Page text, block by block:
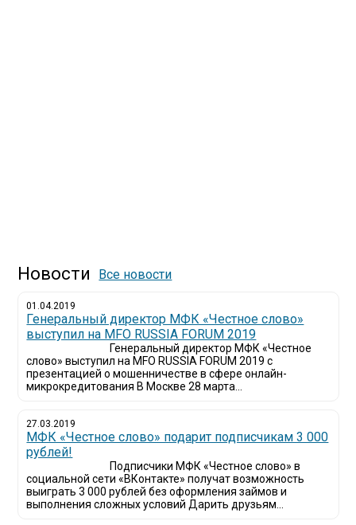
Новости Все новости
01.04.2019
Генеральный директор МФК «Честное слово»
выступил на MFO RUSSIA FORUM 2019
Генеральный директор МФК «Честное
слово» выступил на MFO RUSSIA FORUM 2019 с
презентацией о мошенничестве в сфере онлайн-
микрокредитования В Москве 28 марта...
27.03.2019
МФК «Честное слово» подарит подписчикам 3 000
рублей!
Подписчики МФК «Честное слово» в
социальной сети «ВКонтакте» получат возможность
выиграть 3 000 рублей без оформления займов и
выполнения сложных условий Дарить друзьям...